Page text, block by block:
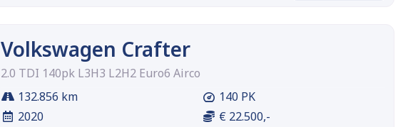
Volkswagen Crafter
2.0 TDI 140pk L3H3 L2H2 Euro6 Airco
132.856 km
2020
140 PK
€ 22.500,-